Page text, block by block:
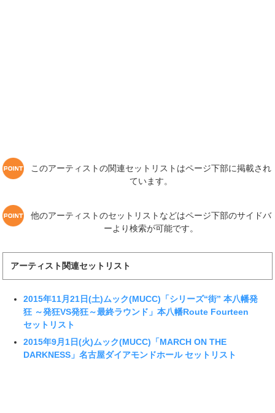
このアーティストの関連セットリストはページ下部に掲載され
ています。
他のアーティストのセットリストなどはページ下部のサイドバ
ーより検索が可能です。
アーティスト関連セットリスト
2015年11月21日(土)ムック(MUCC)「シリーズ“街” 本八幡発
狂 ～発狂VS発狂～最終ラウンド」本八幡Route Fourteen
セットリスト
2015年9月1日(火)ムック(MUCC)「MARCH ON THE
DARKNESS」名古屋ダイアモンドホール セットリスト